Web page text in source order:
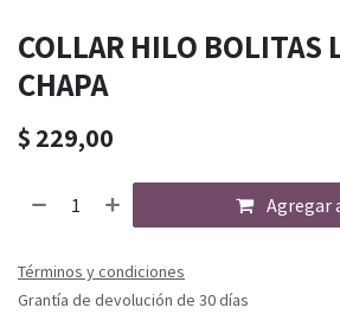
COLLAR HILO BOLITAS
CHAPA
$ 229,00
Agregar
Términos y condiciones
Grantía de devolución de 30 días